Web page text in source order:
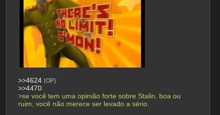
>>4624 (OP)
>>4470
>se você tem uma opinião forte sobre Stalin, boa ou
ruim, você não merece ser levado a sério.